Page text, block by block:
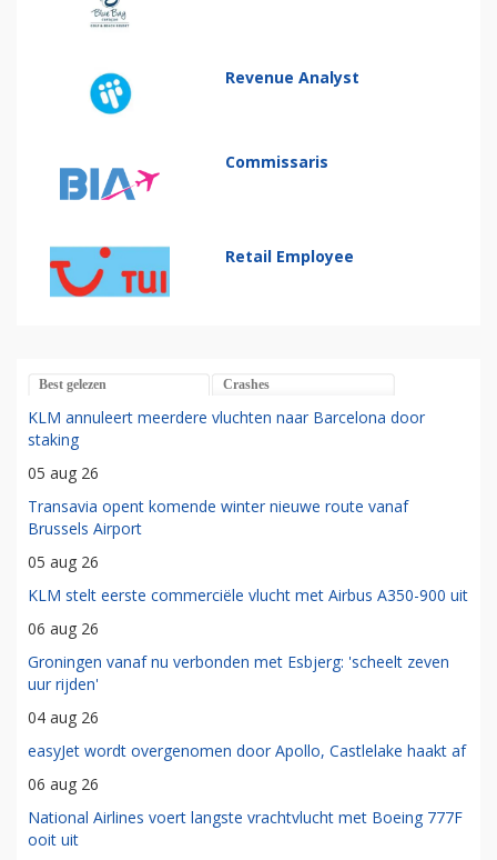
Revenue Analyst
Commissaris
Retail Employee
Best gelezen Crashes
KLM annuleert meerdere vluchten naar Barcelona door
staking
05 aug 26
Transavia opent komende winter nieuwe route vanaf
Brussels Airport
05 aug 26
KLM stelt eerste commerciële vlucht met Airbus A350-900 uit
06 aug 26
Groningen vanaf nu verbonden met Esbjerg: 'scheelt zeven
uur rijden'
04 aug 26
easyJet wordt overgenomen door Apollo, Castlelake haakt af
06 aug 26
National Airlines voert langste vrachtvlucht met Boeing 777F
ooit uit